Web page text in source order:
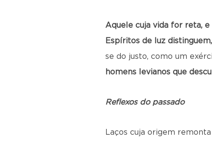
Aquele cuja vida for reta,
Espíritos de luz
se do justo, como um
homens levianos que
Reflexos do passado
Laços cuja origem remonta